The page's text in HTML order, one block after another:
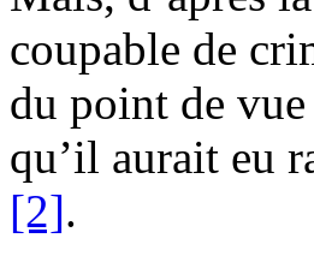
coupable de
du point de
qu’il aurait eu
[2].